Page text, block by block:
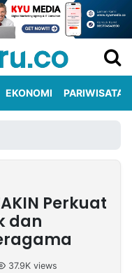
EKONOMI PARIWISATA
Perkuat
dan
37.9K views